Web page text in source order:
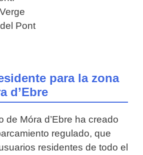
Pont
para la zona
d’Ebre
de Móra d’Ebre ha creado
regulado, que
residentes de todo el